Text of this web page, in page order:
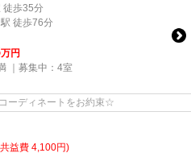
徒歩35分
駅 徒歩76分
万円
｜募集中： 4室
ーディネートをお約束☆
益費 4,100円)